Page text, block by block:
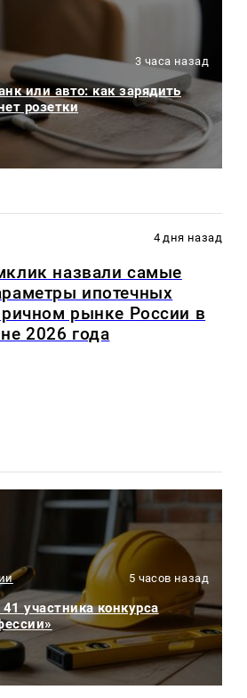
3 часа назад
или авто: как зарядить
розетки
4 дня назад
назвали самые
ипотечных
рынке России в
2026 года
5 часов назад
участника конкурса